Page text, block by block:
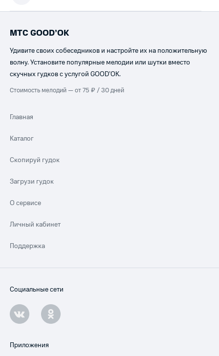
МТС GOOD’OK
Удивите своих собеседников и настройте их на положительную
волну. Установите популярные мелодии или шутки вместо
скучных гудков с услугой GOOD’OK.
Стоимость мелодий — от 75 ₽ / 30 дней
Главная
Каталог
Скопируй гудок
Загрузи гудок
О сервисе
Личный кабинет
Поддержка
Социальные сети
Приложения